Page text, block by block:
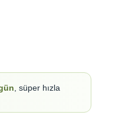
, süper hızla